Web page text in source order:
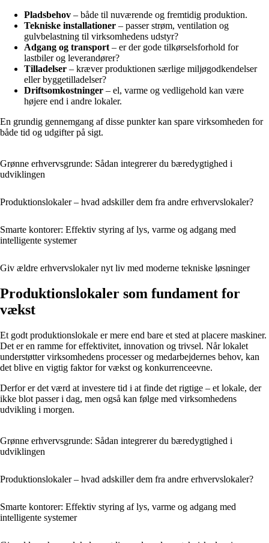
Pladsbehov – både til nuværende og fremtidig produktion.
Tekniske installationer – passer strøm, ventilation og
gulvbelastning til virksomhedens udstyr?
Adgang og transport – er der gode tilkørselsforhold for
lastbiler og leverandører?
Tilladelser – kræver produktionen særlige miljøgodkendelser
eller byggetilladelser?
Driftsomkostninger – el, varme og vedligehold kan være
højere end i andre lokaler.
En grundig gennemgang af disse punkter kan spare virksomheden for
både tid og udgifter på sigt.
Grønne erhvervsgrunde: Sådan integrerer du bæredygtighed i
udviklingen
Produktionslokaler – hvad adskiller dem fra andre erhvervslokaler?
Smarte kontorer: Effektiv styring af lys, varme og adgang med
intelligente systemer
Giv ældre erhvervslokaler nyt liv med moderne tekniske løsninger
Produktionslokaler som fundament for
vækst
Et godt produktionslokale er mere end bare et sted at placere maskiner.
Det er en ramme for effektivitet, innovation og trivsel. Når lokalet
understøtter virksomhedens processer og medarbejdernes behov, kan
det blive en vigtig faktor for vækst og konkurrenceevne.
Derfor er det værd at investere tid i at finde det rigtige – et lokale, der
ikke blot passer i dag, men også kan følge med virksomhedens
udvikling i morgen.
Grønne erhvervsgrunde: Sådan integrerer du bæredygtighed i
udviklingen
Produktionslokaler – hvad adskiller dem fra andre erhvervslokaler?
Smarte kontorer: Effektiv styring af lys, varme og adgang med
intelligente systemer